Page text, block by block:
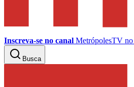
Inscreva-se no canal MetrópolesTV no
Busca